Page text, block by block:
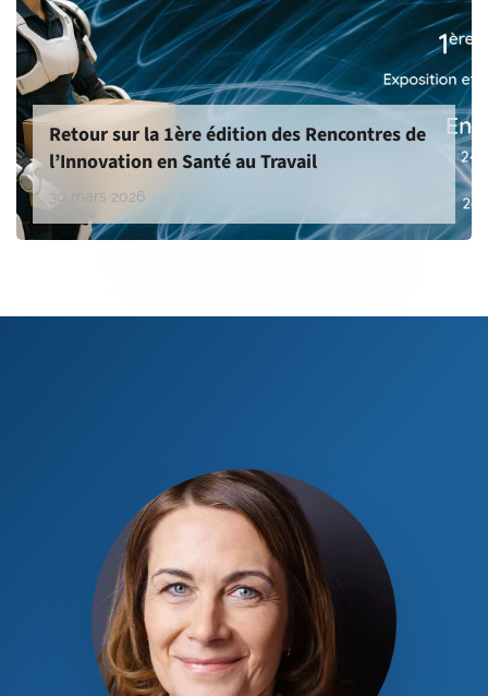
Retour sur la 1ère édition des Rencontres de
l’Innovation en Santé au Travail
30 mars 2026